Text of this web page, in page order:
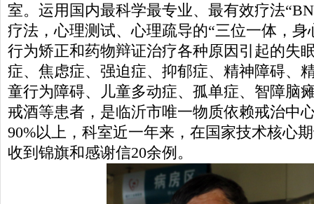
室。运用国内最科学最专业、最有效疗法
疗法，心理测试、心理疏导的“三位一体，身
行为矫正和药物辩证治疗各种原因引起的失
症、焦虑症、强迫症、抑郁症、精神障碍、
童行为障碍、儿童多动症、孤单症、智障脑
戒酒等患者，是临沂市唯一物质依赖戒治中
90%以上，科室近一年来，在国家技术核心
收到锦旗和感谢信20余例。